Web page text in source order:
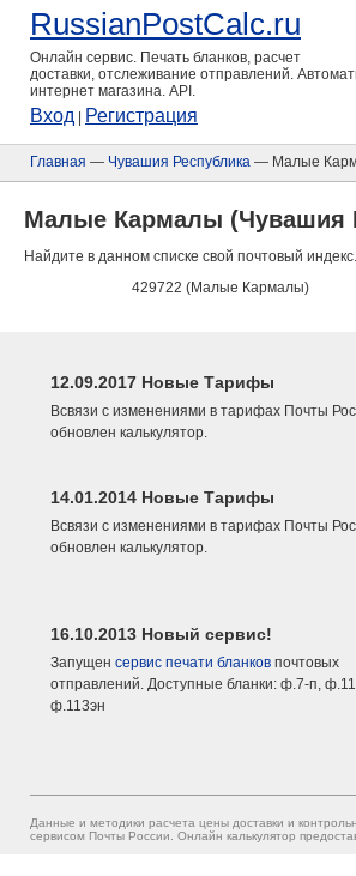
RussianPostCalc.ru
Онлайн сервис. Печать бланков, расчет
доставки, отслеживание отправлений.
интернет магазина. API.
Вход Регистрация
Главная — Чувашия Республика — Малые
Малые Кармалы (Чувашия
Найдите в данном списке свой почтовый
429722 (Малые Кармалы)
12.09.2017 Новые Тарифы
Всвязи с изменениями в тарифах Почты
обновлен калькулятор.
14.01.2014 Новые Тарифы
Всвязи с изменениями в тарифах Почты
обновлен калькулятор.
16.10.2013 Новый сервис!
Запущен сервис печати бланков почтовых
отправлений. Доступные бланки: ф.7-п,
ф.113эн
Данные и методики расчета цены доставки и
сервисом Почты России. Онлайн калькулятор